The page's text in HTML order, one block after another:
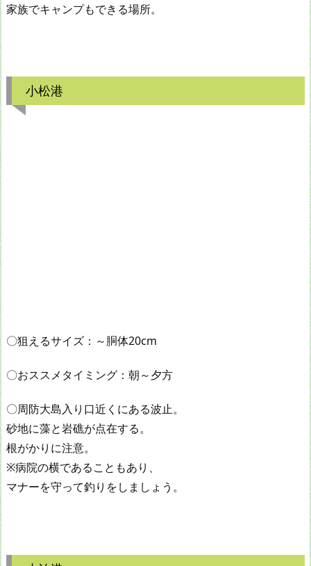
家族でキャンプもできる場所。
小松港
〇狙えるサイズ：～胴体20cm
〇おススメタイミング：朝～夕方
〇周防大島入り口近くにある波止。
砂地に藻と岩礁が点在する。
根がかりに注意。
※病院の横であることもあり、
マナーを守って釣りをしましょう。